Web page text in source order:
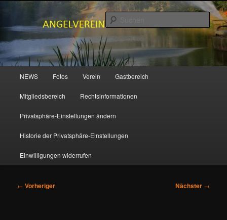
Inhalt
springenANGELVEREIN MUDENBACH e.V.
NEWS Fotos Verein Gastbereich
Mitgliedsbereich Rechtsinformationen
Privatsphäre-Einstellungen ändern
Historie der Privatsphäre-Einstellungen
Einwilligungen widerrufen
Beitragsnavigation
← Vorheriger Nächster →